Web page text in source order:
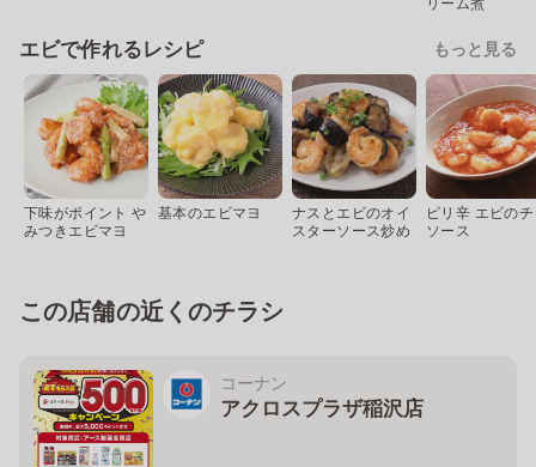
エビで作れるレシピ もっと見る
下味がポイント や
みつきエビマヨ
基本のエビマヨ
ナスとエビのオイ
スターソース炒め
ピリ辛 エビの
ソース
この店舗の近くのチラシ
コーナン
アクロスプラザ稲沢店